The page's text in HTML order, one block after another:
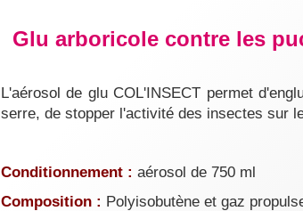
Glu arboricole contre les
L'aérosol de glu COL'INSECT permet
serre, de stopper l'activité des insectes sur
Conditionnement : aérosol de 750 ml
Composition : Polyisobutène et gaz